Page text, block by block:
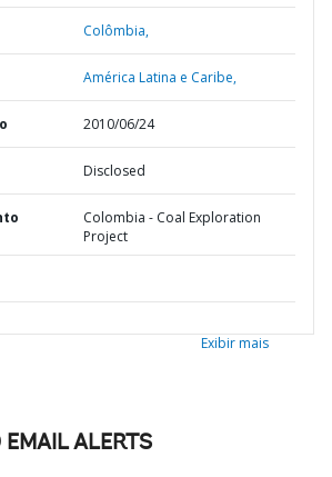
Colômbia,
América Latina e Caribe,
2010/06/24
Disclosed
Colombia - Coal Exploration
Project
Exibir mais
EMAIL ALERTS